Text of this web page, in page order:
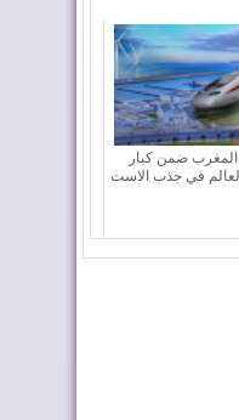
المغرب ضمن كبار